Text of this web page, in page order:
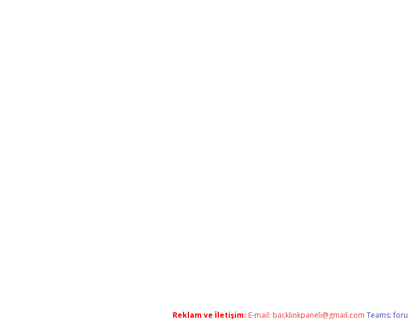
Reklam ve İletişim: E-mail: backlinkpaneli@gmail.com Teams: